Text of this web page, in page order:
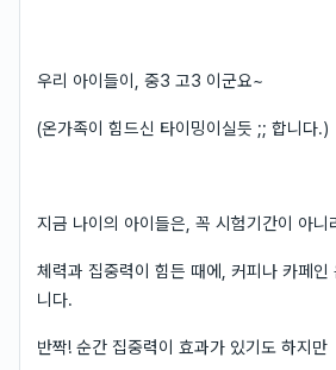
우리 아이들이, 중3 고3 이군요~
(온가족이 힘드신 타이밍이실듯 ;; 합니다.)
지금 나이의 아이들은, 꼭 시험기간이 아니
체력과 집중력이 힘든 때에, 커피나 카페인
니다.
반짝! 순간 집중력이 효과가 있기도 하지만